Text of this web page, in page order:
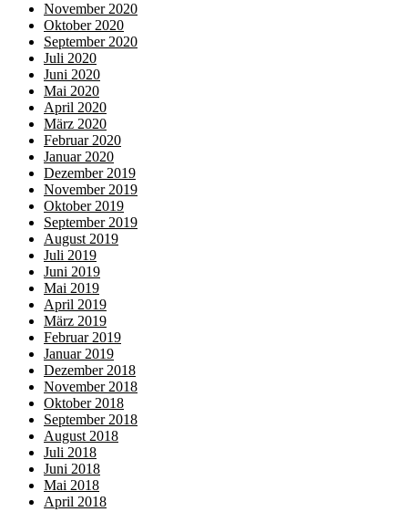
November 2020
Oktober 2020
September 2020
Juli 2020
Juni 2020
Mai 2020
April 2020
März 2020
Februar 2020
Januar 2020
Dezember 2019
November 2019
Oktober 2019
September 2019
August 2019
Juli 2019
Juni 2019
Mai 2019
April 2019
März 2019
Februar 2019
Januar 2019
Dezember 2018
November 2018
Oktober 2018
September 2018
August 2018
Juli 2018
Juni 2018
Mai 2018
April 2018